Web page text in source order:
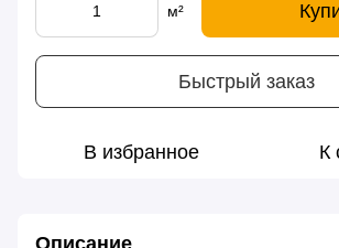
м²
Быстрый заказ
В избранное К